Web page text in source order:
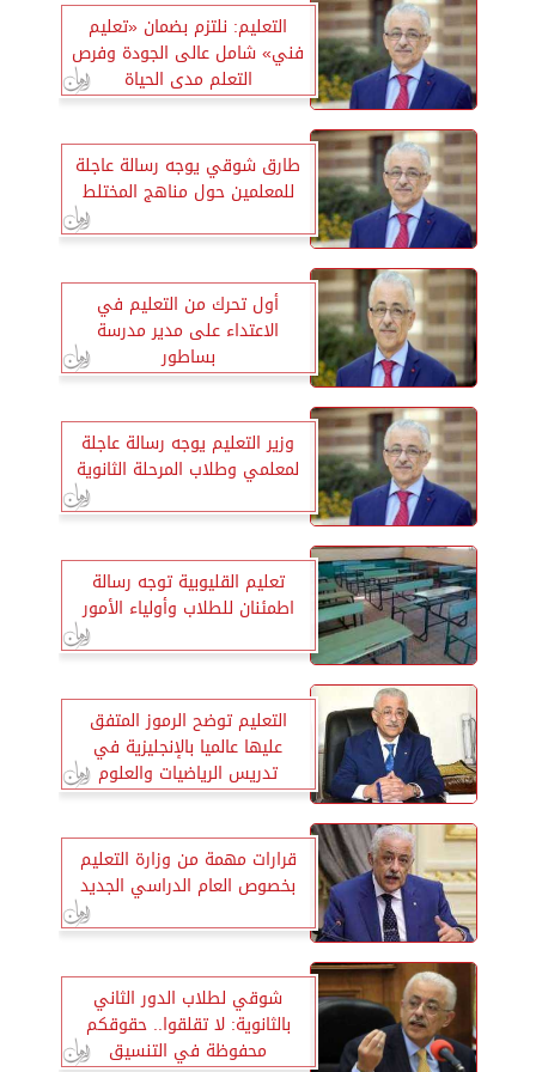
التعليم: نلتزم بضمان «تعليم
فني» شامل عالى الجودة وفرص
التعلم مدى الحياة
طارق شوقي يوجه رسالة عاجلة
للمعلمين حول مناهج المختلط
أول تحرك من التعليم في
الاعتداء على مدير مدرسة
بساطور
وزير التعليم يوجه رسالة عاجلة
لمعلمي وطلاب المرحلة الثانوية
تعليم القليوبية توجه رسالة
اطمئنان للطلاب وأولياء الأمور
التعليم توضح الرموز المتفق
عليها عالميا بالإنجليزية في
تدريس الرياضيات والعلوم
قرارات مهمة من وزارة التعليم
بخصوص العام الدراسي الجديد
شوقي لطلاب الدور الثاني
بالثانوية: لا تقلقوا.. حقوقكم
محفوظة في التنسيق